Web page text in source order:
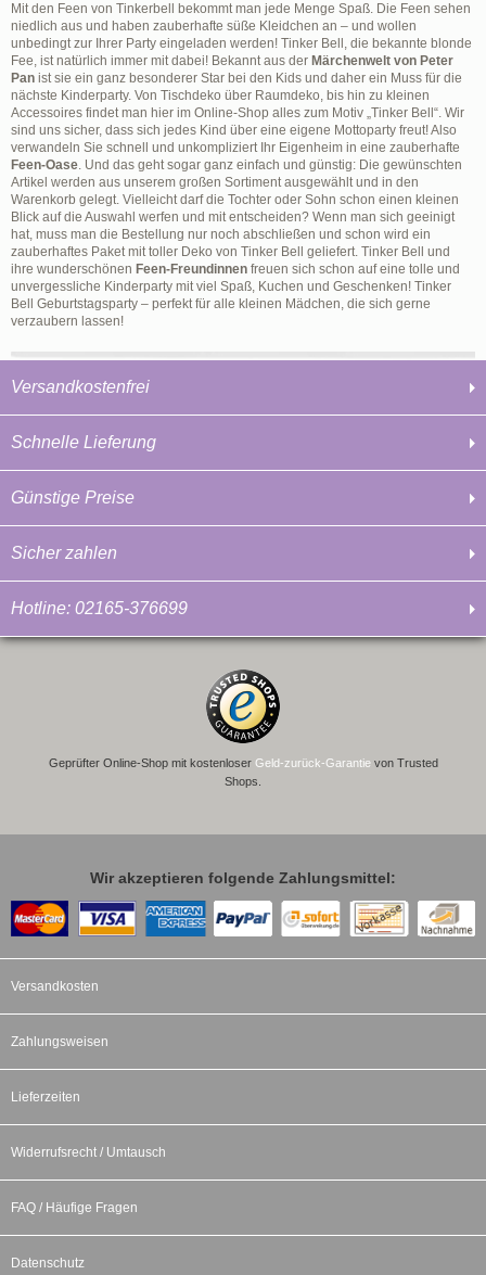
Versandkostenfrei
Schnelle Lieferung
Günstige Preise
Sicher zahlen
Hotline: 02165-376699
Mit den Feen von Tinkerbell bekommt man jede Menge Spaß. Die Feen sehen
niedlich aus und haben zauberhafte süße Kleidchen an – und wollen
unbedingt zur Ihrer Party eingeladen werden! Tinker Bell, die bekannte blonde
Fee, ist natürlich immer mit dabei! Bekannt aus der Märchenwelt von Peter
Pan ist sie ein ganz besonderer Star bei den Kids und daher ein Muss für die
nächste Kinderparty. Von Tischdeko über Raumdeko, bis hin zu kleinen
Accessoires findet man hier im Online-Shop alles zum Motiv „Tinker Bell“. Wir
sind uns sicher, dass sich jedes Kind über eine eigene Mottoparty freut! Also
verwandeln Sie schnell und unkompliziert Ihr Eigenheim in eine zauberhafte
Feen-Oase. Und das geht sogar ganz einfach und günstig: Die gewünschten
Artikel werden aus unserem großen Sortiment ausgewählt und in den
Warenkorb gelegt. Vielleicht darf die Tochter oder Sohn schon einen kleinen
Blick auf die Auswahl werfen und mit entscheiden? Wenn man sich geeinigt
hat, muss man die Bestellung nur noch abschließen und schon wird ein
zauberhaftes Paket mit toller Deko von Tinker Bell geliefert. Tinker Bell und
ihre wunderschönen Feen-Freundinnen freuen sich schon auf eine tolle und
unvergessliche Kinderparty mit viel Spaß, Kuchen und Geschenken! Tinker
Bell Geburtstagsparty – perfekt für alle kleinen Mädchen, die sich gerne
verzaubern lassen!
Geprüfter Online-Shop mit kostenloser Geld-zurück-Garantievon Trusted
Shops.
Wir akzeptieren folgende Zahlungsmittel:
Versandkosten
Zahlungsweisen
Lieferzeiten
Widerrufsrecht / Umtausch
FAQ / Häufige Fragen
Datenschutz